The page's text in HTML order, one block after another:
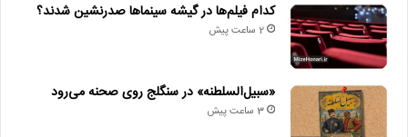
کدام فیلم‌ها در گیشه سینماها صدرنشین شدند؟
2 ساعت پیش
«سبیل‌السلطنه» در سنگلج روی صحنه می‌رود
3 ساعت پیش